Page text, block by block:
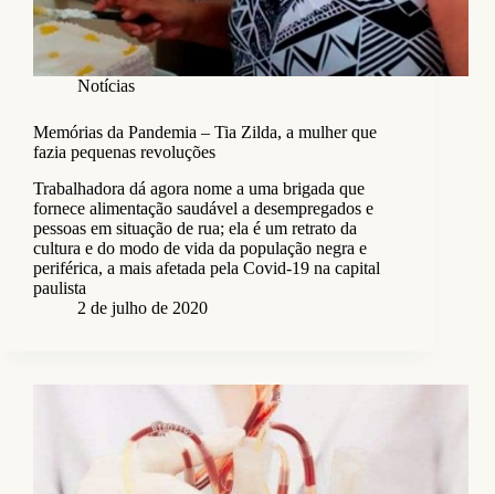
Notícias
Memórias da Pandemia – Tia Zilda, a mulher que
fazia pequenas revoluções
Trabalhadora dá agora nome a uma brigada que
fornece alimentação saudável a desempregados e
pessoas em situação de rua; ela é um retrato da
cultura e do modo de vida da população negra e
periférica, a mais afetada pela Covid-19 na capital
paulista
2 de julho de 2020